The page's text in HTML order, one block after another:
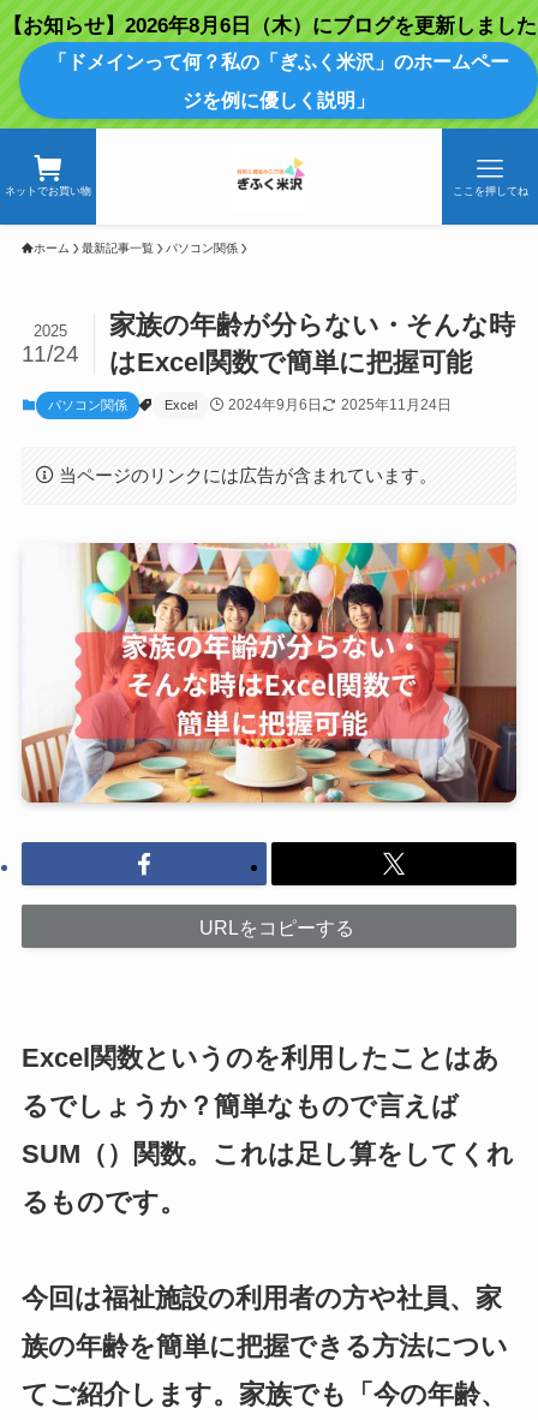
【お知らせ】2026年8月6日（木）にブログを更新しました
「ドメインって何？私の「ぎふく米沢」のホームペー
ジを例に優しく説明」
ネットでお買い物 ここを押してね
ホーム 最新記事一覧 パソコン関係
家族の年齢が分らない・そんな時
はExcel関数で簡単に把握可能
2025
11/24
パソコン関係 Excel 2024年9月6日 2025年11月24日
当ページのリンクには広告が含まれています。
URLをコピーする
Excel関数というのを利用したことはあ
るでしょうか？簡単なもので言えば
SUM（）関数。これは足し算をしてくれ
るものです。
今回は福祉施設の利用者の方や社員、家
族の年齢を簡単に把握できる方法につい
てご紹介します。家族でも「今の年齢、